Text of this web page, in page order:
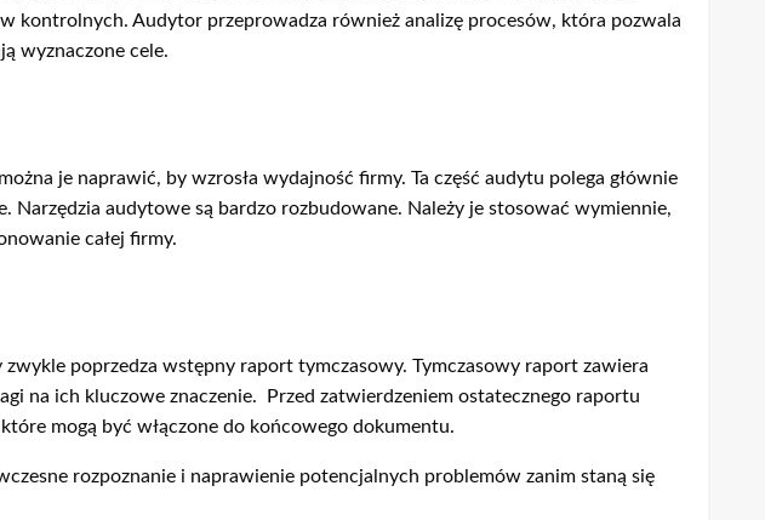
kontrolnych. Audytor przeprowadza również analizę procesów, która pozwala
wyznaczone cele.
je naprawić, by wzrosła wydajność firmy. Ta część audytu polega głównie
audytowe są bardzo rozbudowane. Należy je stosować wymiennie,
całej firmy.
poprzedza wstępny raport tymczasowy. Tymczasowy raport zawiera
na ich kluczowe znaczenie. Przed zatwierdzeniem ostatecznego raportu
mogą być włączone do końcowego dokumentu.
rozpoznanie i naprawienie potencjalnych problemów zanim staną się